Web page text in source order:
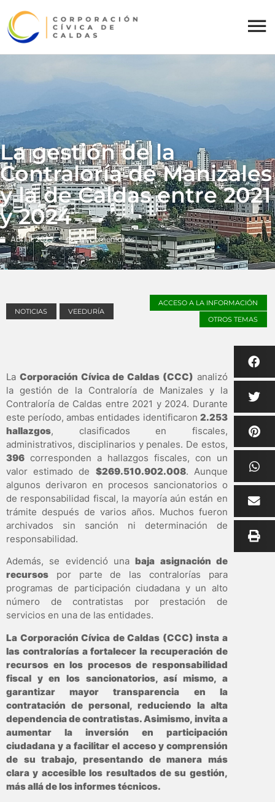
La gestión de la
Contraloría de Manizales
y la de Caldas entre 2021
y 2024
Abril 11, 2025 Sin Comentarios
La Corporación Cívica de Caldas (CCC) analizó
la gestión de la Contraloría de Manizales y la
Contraloría de Caldas entre 2021 y 2024. Durante
este período, ambas entidades identificaron 2.253
hallazgos, clasificados en fiscales,
administrativos, disciplinarios y penales. De estos,
396 corresponden a hallazgos fiscales, con un
valor estimado de $269.510.902.008. Aunque
algunos derivaron en procesos sancionatorios o
de responsabilidad fiscal, la mayoría aún están en
trámite después de varios años. Muchos fueron
archivados sin sanción ni determinación de
responsabilidad.
Además, se evidenció unabaja asignación de
recursos por parte de las contralorías para
programas de participación ciudadana y un alto
número de contratistas por prestación de
servicios en una de las entidades.
La Corporación Cívica de Caldas (CCC) insta a
las contralorías a fortalecer la recuperación de
recursos en los procesos de responsabilidad
fiscal y en los sancionatorios, así mismo, a
garantizar mayor transparencia en la
contratación de personal, reduciendo la alta
dependencia de contratistas. Asimismo, invita a
aumentar la inversión en participación
ciudadana y a facilitar el acceso y comprensión
de su trabajo, presentando de manera más
clara y accesible los resultados de su gestión,
más allá de los informes técnicos.
NOTICIAS VEEDURÍA
ACCESO A LA INFORMACIÓN
OTROS TEMAS